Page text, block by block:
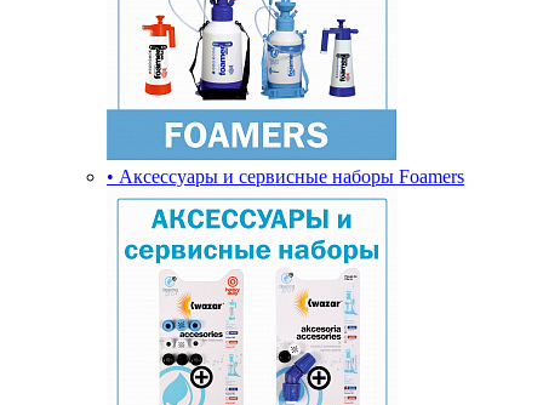
• Аксессуары и сервисные наборы Foamers